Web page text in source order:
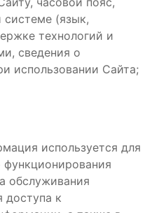
системе (язык,
технологий и
сведения о
использовании Сайта;
используется для
функционирования
обслуживания
доступа к